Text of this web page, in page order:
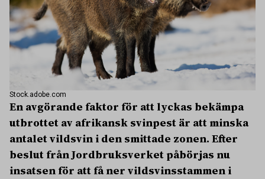
Stock.adobe.com
En avgörande faktor för att lyckas bekämpa
utbrottet av afrikansk svinpest är att minska
antalet vildsvin i den smittade zonen. Efter
beslut från Jordbruksverket påbörjas nu
insatsen för att få ner vildsvinsstammen i